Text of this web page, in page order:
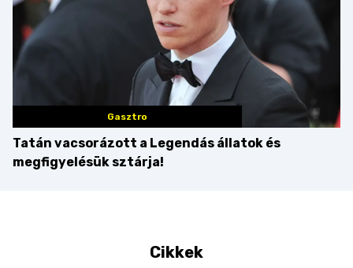
Gasztro
Tatán vacsorázott a Legendás állatok és
megfigyelésük sztárja!
Cikkek